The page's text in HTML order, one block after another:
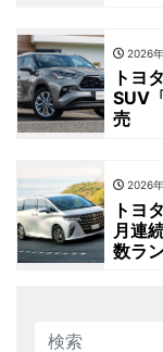
2026
トヨ
SUV
売
2026
トヨ
月連
数ラ